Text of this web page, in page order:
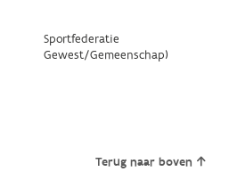
Sportfederatie
Gewest/Gemeenschap)
Terug naar boven